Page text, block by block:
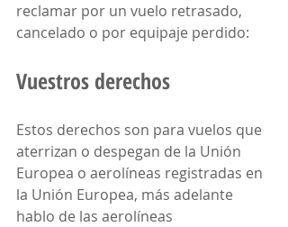
reclamar por un vuelo retrasado,
cancelado o por equipaje perdido:
Vuestros derechos
Estos derechos son para vuelos que
aterrizan o despegan de la Unión
Europea o aerolíneas registradas en
la Unión Europea, más adelante
hablo de las aerolíneas